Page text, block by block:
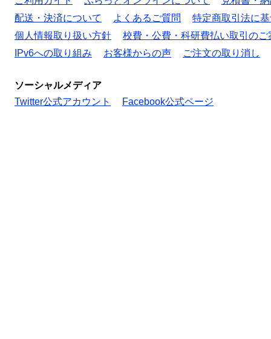
配送・決済について
よくあるご質問
特定商取引法に
個人情報取り扱い方針
校費・公費・科研費払い取引のご
IPv6への取り組み
お客様からの声 ご注文の取り消し
ソーシャルメディア
Twitter公式アカウント
Facebook公式ページ